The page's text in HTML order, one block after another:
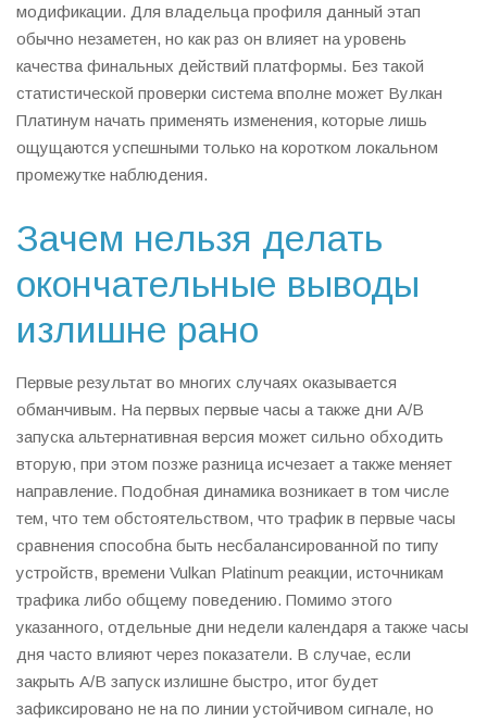
модификации. Для владельца профиля данный этап
обычно незаметен, но как раз он влияет на уровень
качества финальных действий платформы. Без такой
статистической проверки система вполне может Вулкан
Платинум начать применять изменения, которые лишь
ощущаются успешными только на коротком локальном
промежутке наблюдения.
Зачем нельзя делать
окончательные выводы
излишне рано
Первые результат во многих случаях оказывается
обманчивым. На первых первые часы а также дни A/B
запуска альтернативная версия может сильно обходить
вторую, при этом позже разница исчезает а также меняет
направление. Подобная динамика возникает в том числе
тем, что тем обстоятельством, что трафик в первые часы
сравнения способна быть несбалансированной по типу
устройств, времени Vulkan Platinum реакции, источникам
трафика либо общему поведению. Помимо этого
указанного, отдельные дни недели календаря а также часы
дня часто влияют через показатели. В случае, если
закрыть A/B запуск излишне быстро, итог будет
зафиксировано не на по линии устойчивом сигнале, но